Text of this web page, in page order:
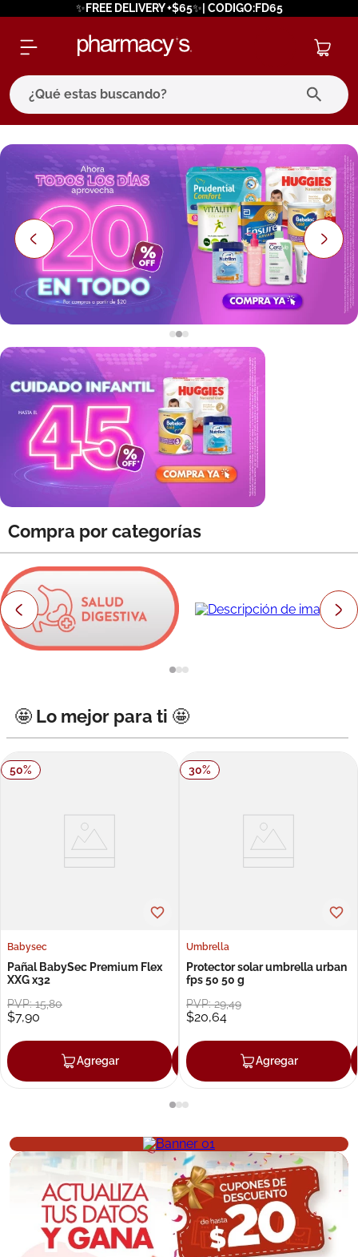
✨FREE DELIVERY +$65✨| CODIGO:FD65
¿Qué estas buscando?
Compra por categorías
🤩 Lo mejor para ti 🤩
50%
Babysec
Pañal BabySec Premium Flex
XXG x32
PVP:15,80
$7,90
Agregar Agregar
30%
Umbrella
Protector solar umbrella urban
fps 50 50 g
PVP:29,49
$20,64
Agregar
1. eucerin
2. protector solar
pilexil
4. bioderma
5 . cerave
7. degraler
8 roche posay
9. isdin
10.pañales